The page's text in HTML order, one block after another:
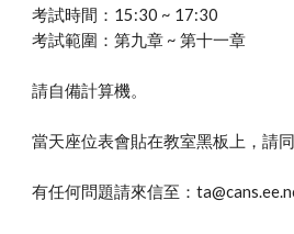
考試時間：15:30 ~ 17:30
考試範圍：第九章 ~ 第十一章
請自備計算機。
當天座位表會貼在教室黑板上，請
有任何問題請來信至：